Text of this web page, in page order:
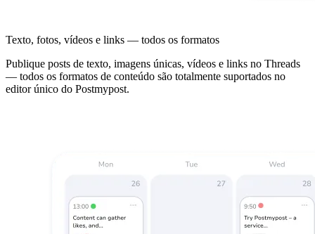
Texto, fotos, vídeos e links — todos os formatos
Publique posts de texto, imagens únicas, vídeos e links no Threads
— todos os formatos de conteúdo são totalmente suportados no
editor único do Postmypost.